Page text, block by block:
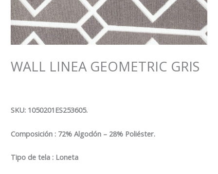
WALL LINEA GEOMETRIC GRIS
SKU: 1050201ES253605.
Composición : 72%Algodón – 28% Poliéster.
Tipo de tela : Loneta